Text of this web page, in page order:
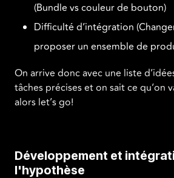
(Bundle vs couleur de bouton)
Difficulté d’intégration
proposer un ensemble de
On arrive donc avec une liste
tâches précises et on sait ce qu’on
alors let’s go!
Développement et
l'hypothèse